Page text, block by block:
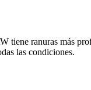
ranuras más
las condiciones.